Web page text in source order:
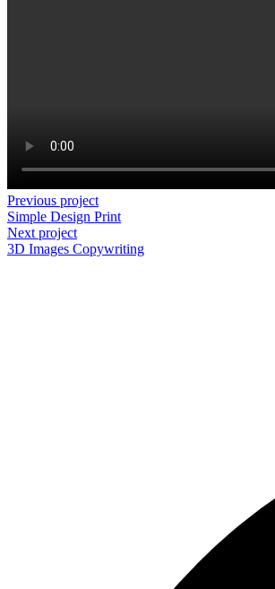
Previous project
Simple Design Print
Next project
3D Images Copywriting